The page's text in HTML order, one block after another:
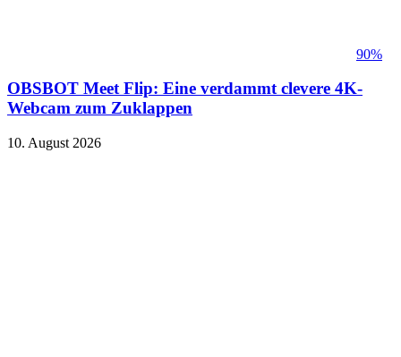
90%
OBSBOT Meet Flip: Eine verdammt clevere 4K-
Webcam zum Zuklappen
10. August 2026